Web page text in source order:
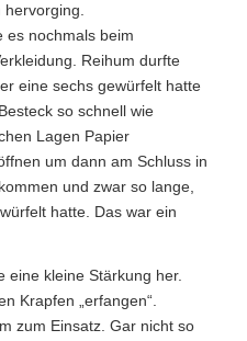
hervorging.
es nochmals beim
Reihum durfte
eine sechs gewürfelt hatte
so schnell wie
Lagen Papier
um dann am Schluss in
und zwar so lange,
hatte. Das war ein
eine kleine Stärkung her.
Krapfen „erfangen“.
zum Einsatz. Gar nicht so